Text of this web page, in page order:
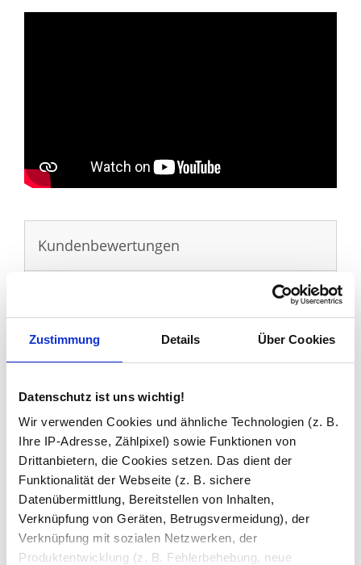
Zustimmung Details Über Cookies
Datenschutz ist uns wichtig!
Wir verwenden Cookies und ähnliche Technologien (z. B.
Ihre IP-Adresse, Zählpixel) sowie Funktionen von
Drittanbietern, die Cookies setzen. Das dient der
Funktionalität der Webseite (z. B. sichere
Datenübermittlung, Bereitstellen von Inhalten,
Verknüpfung von Geräten, Betrugsvermeidung), der
Verknüpfung mit sozialen Netzwerken, der
Produktentwicklung (z. B. Fehlerbehebung, neue
Kundenbewertungen
3 Bewertungen
4 Sterne
3 Sterne
0 (0%)
2 Sterne
0 (0%)
1 Stern
Susanne T.
16.08.2025